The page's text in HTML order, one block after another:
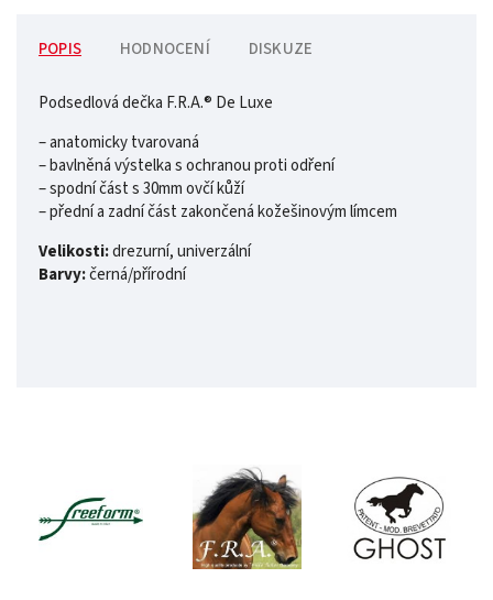
POPIS HODNOCENÍ DISKUZE
Podsedlová dečka F.R.A.® De Luxe
– anatomicky tvarovaná
– bavlněná výstelka s ochranou proti odření
– spodní část s 30mm ovčí kůží
– přední a zadní část zakončená kožešinovým límcem
Velikosti:drezurní, univerzální
Barvy:černá/přírodní